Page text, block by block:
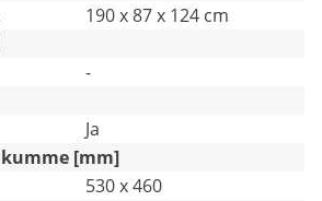
190 x 87 x 124 cm
-
Ja
[mm]
530 x 460